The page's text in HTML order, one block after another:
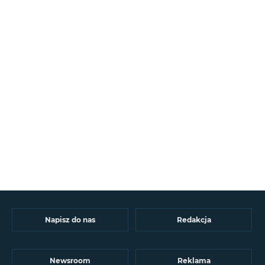
Napisz do nas Redakcja
Newsroom Reklama